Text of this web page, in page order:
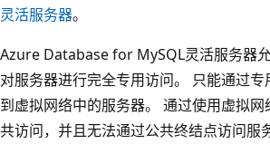
灵活服务器。
Azure Database for MySQL灵活服务器
对服务器进行完全专用访问。 只能通过
到虚拟网络中的服务器。 通过使用虚拟
共访问，并且无法通过公共终结点访问服